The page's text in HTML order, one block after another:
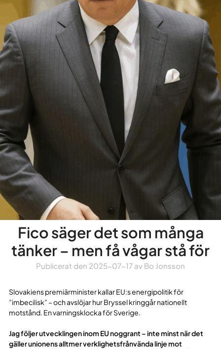
Fico säger det som många
tänker – men få vågar stå för
Publicerat den 2025-07-17 av Bo Jonsson
Slovakiens premiärminister kallar EU:s energipolitik för
”imbecilisk” – och avslöjar hur Bryssel kringgår nationellt
motstånd. En varningsklocka för Sverige.
Jag följer utvecklingen inom EU noggrant – inte minst när det
gäller unionens alltmer verklighetsfrånvända linje mot